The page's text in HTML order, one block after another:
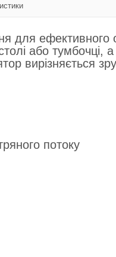
для ефективного
або тумбочці,
вирізняється
потоку